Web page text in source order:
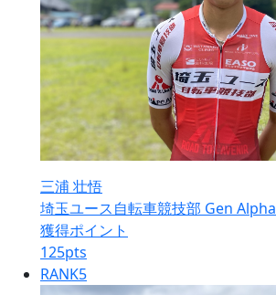
三浦 壮悟
埼玉ユース自転車競技部 Gen Alpha
獲得ポイント
125pts
RANK5